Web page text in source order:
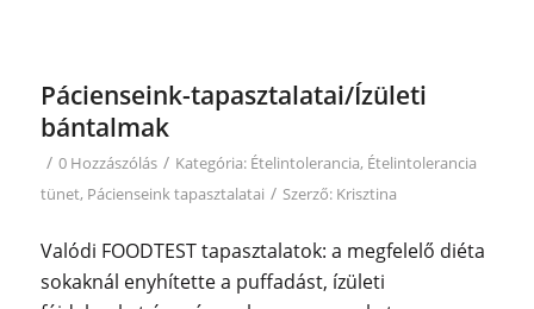
Pácienseink-tapasztalatai/Ízületi
bántalmak
/ 0 Hozzászólás / Kategória: Ételintolerancia, Ételintolerancia
tünet, Pácienseink tapasztalatai / Szerző: Krisztina
Valódi FOODTEST tapasztalatok: a megfelelő diéta
sokaknál enyhítette a puffadást, ízületi